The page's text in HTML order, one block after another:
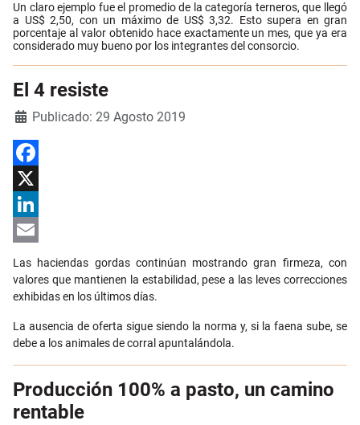
Un claro ejemplo fue el promedio de la categoría terneros, que llegó
a US$ 2,50, con un máximo de US$ 3,32. Esto supera en gran
porcentaje al valor obtenido hace exactamente un mes, que ya era
considerado muy bueno por los integrantes del consorcio.
El 4 resiste
DetallesPublicado: 29 Agosto 2019
Facebook
X
LinkedIn
Email
Las haciendas gordas continúan mostrando gran firmeza, con
valores que mantienen la estabilidad, pese a las leves correcciones
exhibidas en los últimos días.
La ausencia de oferta sigue siendo la norma y, si la faena sube, se
debe a los animales de corral apuntalándola.
Producción 100% a pasto, un camino
rentable